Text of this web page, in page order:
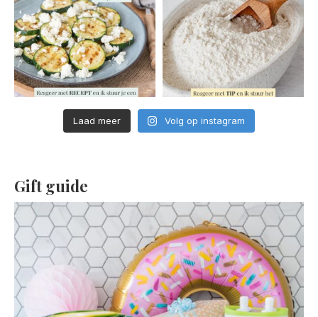
Laad meer Volg op instagram
Gift guide